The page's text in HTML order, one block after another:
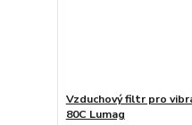
Vzduchový filtr pro
80C Lumag